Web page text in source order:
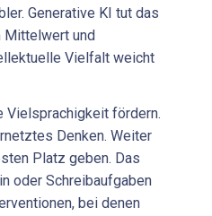
Generative KI tut das
Mittelwert und
Vielfalt weicht
Vielsprachigkeit fördern.
Denken. Weiter
Platz geben. Das
oder Schreibaufgaben
bei denen